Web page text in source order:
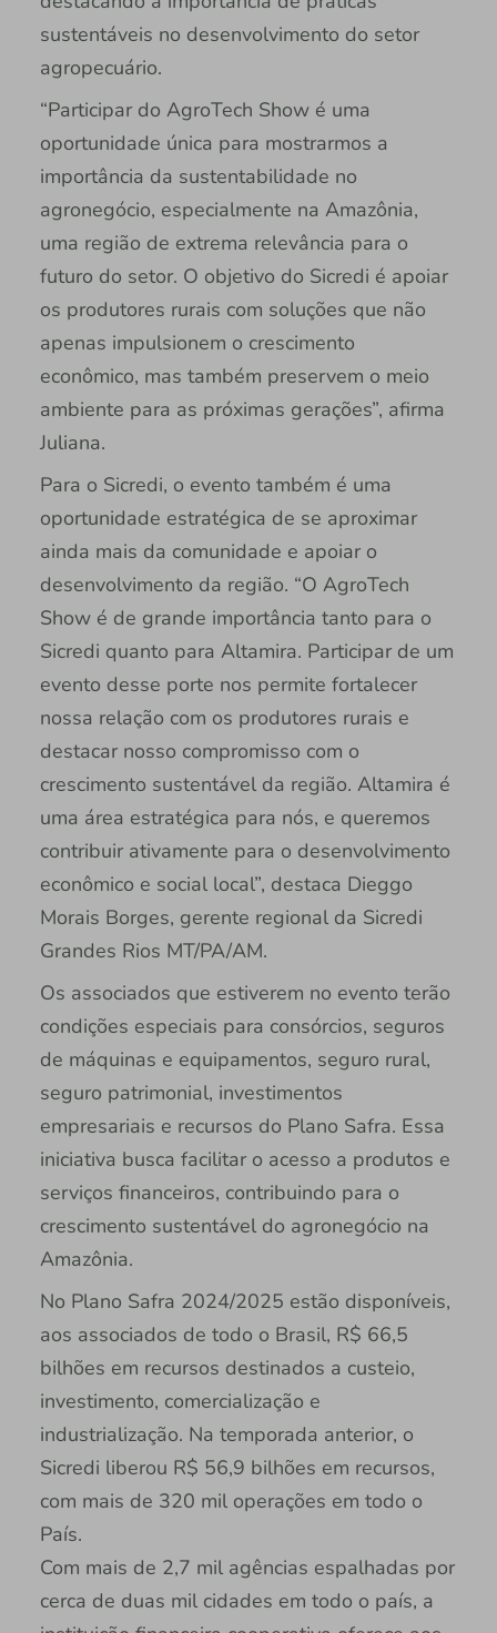
sustentáveis no desenvolvimento do setor
agropecuário.
“Participar do AgroTech Show é uma
oportunidade única para mostrarmos a
importância da sustentabilidade no
agronegócio, especialmente na Amazônia,
uma região de extrema relevância para o
futuro do setor. O objetivo do Sicredi é apoiar
os produtores rurais com soluções que não
apenas impulsionem o crescimento
econômico, mas também preservem o meio
ambiente para as próximas gerações”, afirma
Juliana.
Para o Sicredi, o evento também é uma
oportunidade estratégica de se aproximar
ainda mais da comunidade e apoiar o
desenvolvimento da região. “O AgroTech
Show é de grande importância tanto para o
Sicredi quanto para Altamira. Participar de um
evento desse porte nos permite fortalecer
nossa relação com os produtores rurais e
destacar nosso compromisso com o
crescimento sustentável da região. Altamira é
uma área estratégica para nós, e queremos
contribuir ativamente para o desenvolvimento
econômico e social local”, destaca Dieggo
Morais Borges, gerente regional da Sicredi
Grandes Rios MT/PA/AM.
Os associados que estiverem no evento terão
condições especiais para consórcios, seguros
de máquinas e equipamentos, seguro rural,
seguro patrimonial, investimentos
empresariais e recursos do Plano Safra. Essa
iniciativa busca facilitar o acesso a produtos e
serviços financeiros, contribuindo para o
crescimento sustentável do agronegócio na
Amazônia.
No Plano Safra 2024/2025 estão disponíveis,
aos associados de todo o Brasil, R$ 66,5
bilhões em recursos destinados a custeio,
investimento, comercialização e
industrialização. Na temporada anterior, o
Sicredi liberou R$ 56,9 bilhões em recursos,
com mais de 320 mil operações em todo o
País.
Com mais de 2,7 mil agências espalhadas por
cerca de duas mil cidades em todo o país, a